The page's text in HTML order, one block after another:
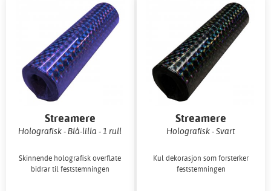
Streamere
Holografisk - Blå-lilla - 1 rull
Skinnende holografisk overflate
bidrar til feststemningen
Streamere
Holografisk - Svart
Kul dekorasjon som forsterker
feststemningen